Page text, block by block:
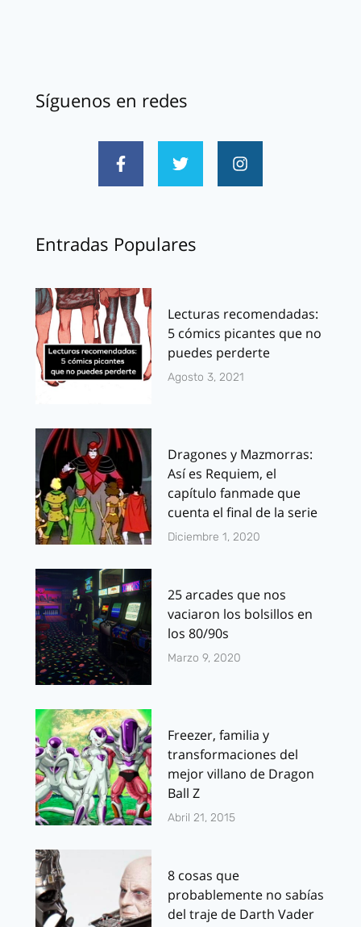
Síguenos en redes
Entradas Populares
Lecturas recomendadas:
5 cómics picantes que no
puedes perderte
Agosto 3, 2021
Dragones y Mazmorras:
Así es Requiem, el
capítulo fanmade que
cuenta el final de la serie
Diciembre 1, 2020
25 arcades que nos
vaciaron los bolsillos en
los 80/90s
Marzo 9, 2020
Freezer, familia y
transformaciones del
mejor villano de Dragon
Ball Z
Abril 21, 2015
8 cosas que
probablemente no sabías
del traje de Darth Vader